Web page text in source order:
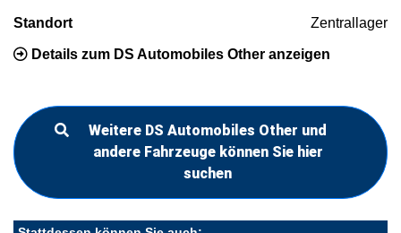
Standort Zentrallager
Details zum DS Automobiles Other anzeigen
Weitere DS Automobiles Other und
andere Fahrzeuge können Sie hier
suchen